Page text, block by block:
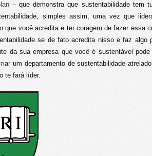
– que demonstra que sustentabilidade tem
simples assim, uma vez que
que você acredita e ter coragem de fazer essa
se de fato acredita nisso e faz algo
da sua empresa que você é sustentável
um departamento de sustentabilidade
te fará líder.